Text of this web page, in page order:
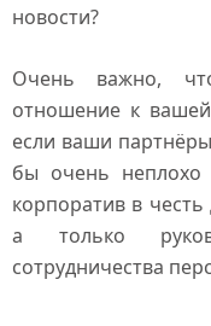
новости?
Очень важно,
отношение к
если ваши
бы очень неплохо
корпоратив в
а только
сотрудничества